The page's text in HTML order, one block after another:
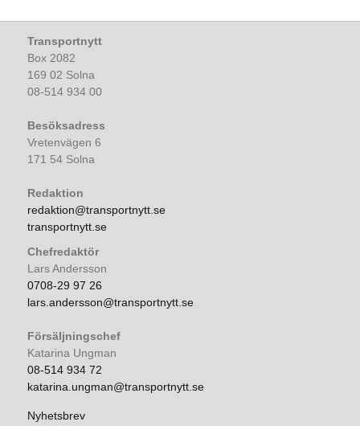
Transportnytt
Box 2082
169 02 Solna
08-514 934 00
Besöksadress
Vretenvägen 6
171 54 Solna
Redaktion
redaktion@transportnytt.se
transportnytt.se
Chefredaktör
Lars Andersson
0708-29 97 26
lars.andersson@transportnytt.se
Försäljningschef
Katarina Ungman
08-514 934 72
katarina.ungman@transportnytt.se
Nyhetsbrev